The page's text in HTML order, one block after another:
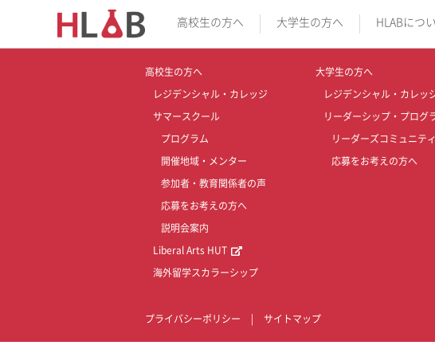
高校生の方へ 大学生の方へ HLABにつ
高校生の方へ
レジデンシャル・カレッジ
サマースクール
プログラム
開催地域・メンター
参加者・教育関係者の声
応募をお考えの方へ
説明会案内
Liberal Arts HUT
海外留学スカラーシップ
大学生の方へ
レジデンシャル・カレッ
リーダーシップ・プログ
リーダーズコミュニティ
応募をお考えの方へ
プライバシーポリシー サイトマップ